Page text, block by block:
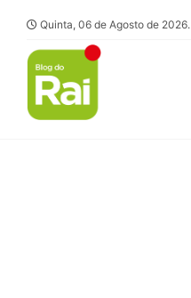
Quinta, 06 de Agosto de 2026.